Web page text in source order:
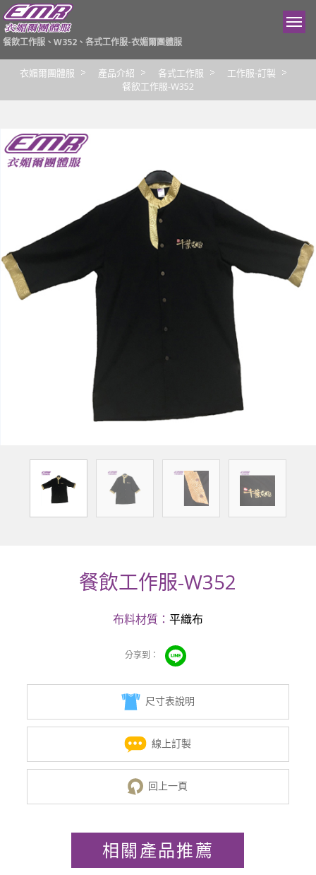
餐飲工作服、W352、各式工作服-衣媚爾團體服
衣媚爾團體服 產品介紹 各式工作服
工作服-訂製
餐飲工作服-W352
餐飲工作服-W352
布料材質： 平織布
尺寸表說明
線上訂製
回上一頁
相關產品推薦